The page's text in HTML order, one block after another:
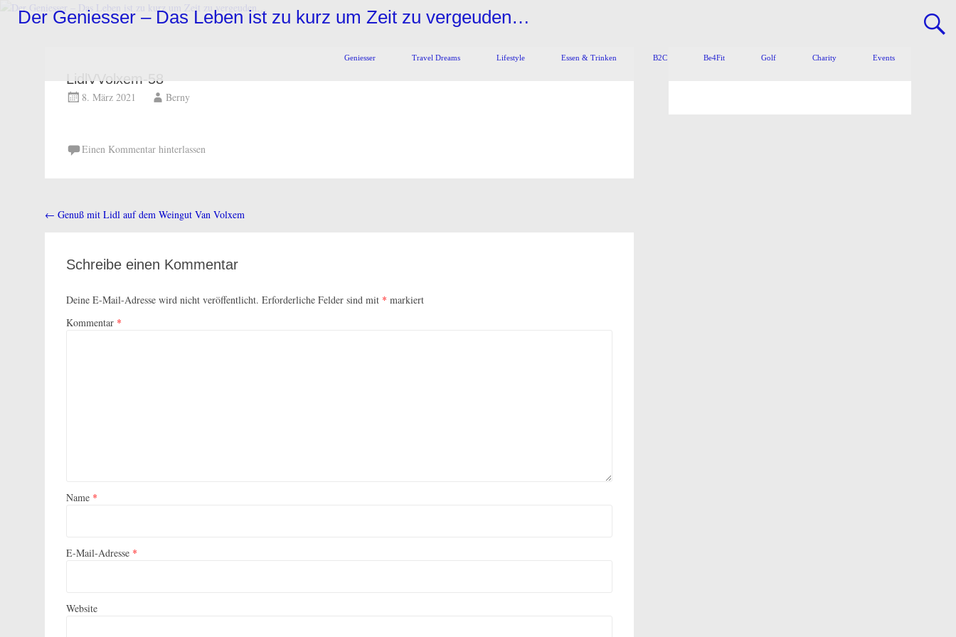
Zum
InhaltDer Geniesser – Das Leben ist zu kurz um Zeit zu vergeuden…
Geniesser Travel Dreams Lifestyle Essen & Trinken B2C Be4Fit Golf Charity Events
LidlVVolxem-58
8. März 2021 Berny
Einen Kommentar hinterlassen
Beitragsnavigation
← Genuß mit Lidl auf dem Weingut Van Volxem
Schreibe einen Kommentar
Deine E-Mail-Adresse wird nicht veröffentlicht. Erforderliche Felder sind mit * markiert
Kommentar *
Name *
E-Mail-Adresse *
Website